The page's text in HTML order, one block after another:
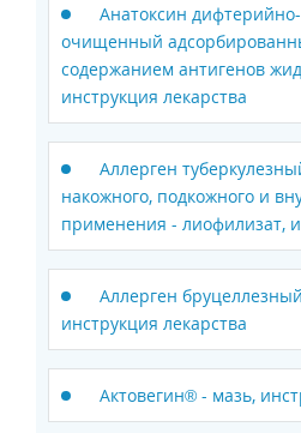
Анатоксин
очищенный
содержанием антигенов
инструкция лекарства
Аллерген
накожного, подкожного и
применения - лиофилизат,
Аллерген
инструкция лекарства
Актовегин® - мазь,